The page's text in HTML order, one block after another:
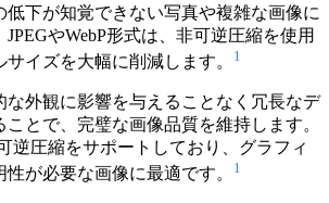
低下が知覚できない写真や複雑な画像に
やWebP形式は、非可逆圧縮を使用
イズを大幅に削減します。
1
な外観に影響を与えることなく冗長なデ
とで、完璧な画像品質を維持します。
逆圧縮をサポートしており、グラフィ
が必要な画像に最適です。
1